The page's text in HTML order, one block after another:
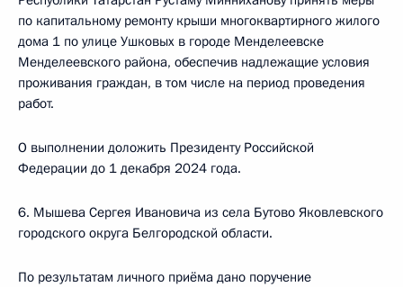
по капитальному ремонту крыши многоквартирного жилого
дома 1 по улице Ушковых в городе Менделеевске
Менделеевского района, обеспечив надлежащие условия
проживания граждан, в том числе на период проведения
работ.
О выполнении доложить Президенту Российской
Федерации до 1 декабря 2024 года.
6. Мышева Сергея Ивановича из села Бутово Яковлевского
городского округа Белгородской области.
По результатам личного приёма дано поручение